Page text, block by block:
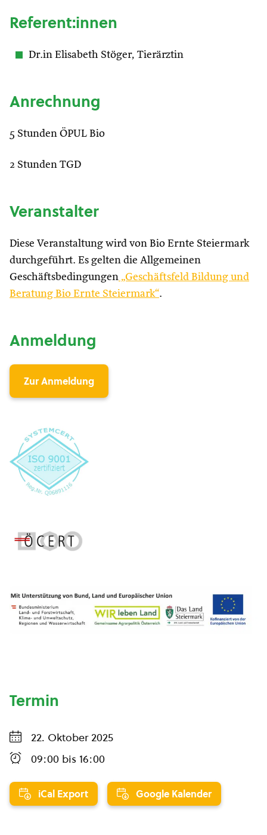
Referent:innen
Dr.in Elisabeth Stöger, Tierärztin
Anrechnung
5 Stunden ÖPUL Bio
2 Stunden TGD
Veranstalter
Diese Veranstaltung wird von Bio Ernte Steiermark
durchgeführt. Es gelten die Allgemeinen
Geschäftsbedingungen „Geschäftsfeld Bildung und
Beratung Bio Ernte Steiermark“.
Anmeldung
Zur Anmeldung
Termin
22. Oktober 2025
09:00 bis 16:00
iCal Export Google Kalender